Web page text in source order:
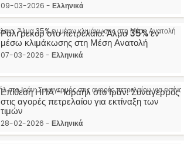
09-03-2026 - Ελληνικά
Ράλι ρεκόρ στο πετρέλαιο: Άλμα 35% εν
μέσω κλιμάκωσης στη Μέση Ανατολή
07-03-2026 - Ελληνικά
Επίθεση ΗΠΑ - Ισραήλ στο Ιράν: Συναγερμός
στις αγορές πετρελαίου για εκτίναξη των
τιμών
28-02-2026 - Ελληνικά